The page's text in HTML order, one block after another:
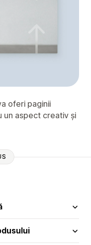
oferi paginii
un aspect creativ și